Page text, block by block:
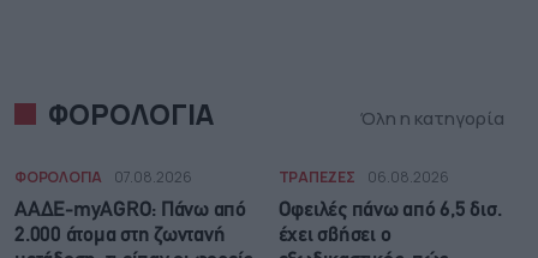
ΦΟΡΟΛΟΓΙΑ Όλη η κατηγορία
ΦΟΡΟΛΟΓΙΑ 07.08.2026
ΑΑΔΕ-myAGRO: Πάνω από
2.000 άτομα στη ζωντανή
ΤΡΑΠΕΖΕΣ 06.08.2026
Οφειλές πάνω από 6,5 δισ.
έχει σβήσει ο